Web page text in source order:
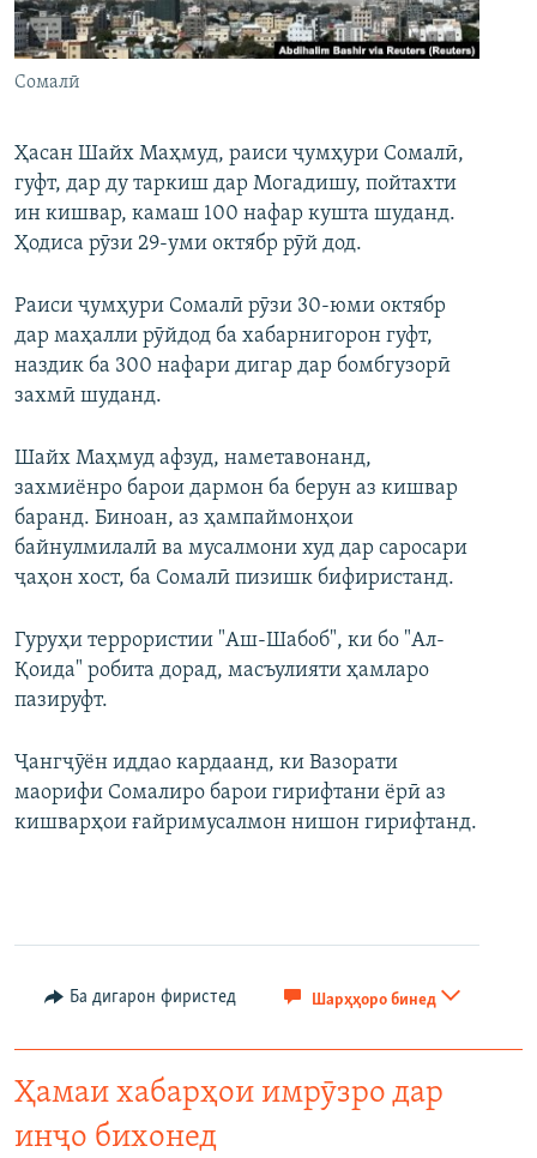
ГУЗОРИШҲОИ РАДИОӢ
Русский
Сомалӣ
Ҳасан Шайх Маҳмуд, раиси ҷумҳури Сомалӣ,
гуфт, дар ду таркиш дар Могадишу, пойтахти
ин кишвар, камаш 100 нафар кушта шуданд.
Ҳодиса рӯзи 29-уми октябр рӯй дод.
Раиси ҷумҳури Сомалӣ рӯзи 30-юми октябр
дар маҳалли рӯйдод ба хабарнигорон гуфт,
наздик ба 300 нафари дигар дар бомбгузорӣ
захмӣ шуданд.
Шайх Маҳмуд афзуд, наметавонанд,
захмиёнро барои дармон ба берун аз кишвар
баранд. Биноан, аз ҳампаймонҳои
байнулмилалӣ ва мусалмони худ дар саросари
ҷаҳон хост, ба Сомалӣ пизишк бифиристанд.
Гуруҳи террористии "Аш-Шабоб", ки бо "Ал-
Қоида" робита дорад, масъулияти ҳамларо
пазируфт.
Ҷангҷӯён иддао кардаанд, ки Вазорати
маорифи Сомалиро барои гирифтани ёрӣ аз
кишварҳои ғайримусалмон нишон гирифтанд.
Ба дигарон фиристед Шарҳҳоро бинед
Ҳамаи хабарҳои имрӯзро дар
инҷо бихонед